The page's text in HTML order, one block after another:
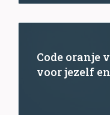
Code oranje
voor jezelf